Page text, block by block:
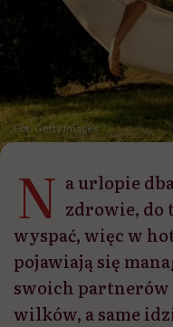
Fot. Getty Images
N a urlopie
zdrowie, do
wyspać, więc w
pojawiają się
swoich
wilków, a same